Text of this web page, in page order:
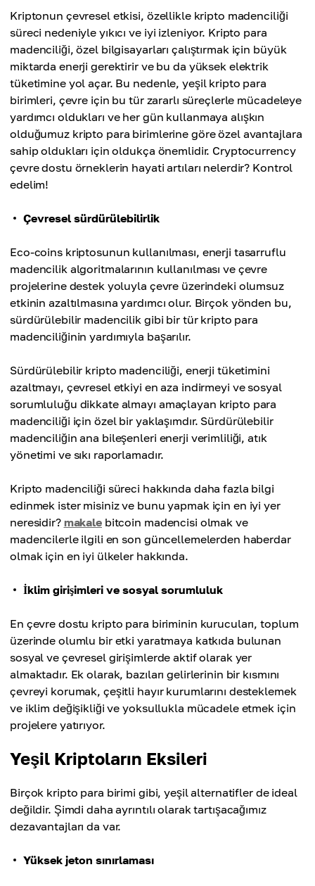
Kriptonun çevresel etkisi, özellikle kripto madenciliği
süreci nedeniyle yıkıcı ve iyi izleniyor. Kripto para
madenciliği, özel bilgisayarları çalıştırmak için büyük
miktarda enerji gerektirir ve bu da yüksek elektrik
tüketimine yol açar. Bu nedenle, yeşil kripto para
birimleri, çevre için bu tür zararlı süreçlerle mücadeleye
yardımcı oldukları ve her gün kullanmaya alışkın
olduğumuz kripto para birimlerine göre özel avantajlara
sahip oldukları için oldukça önemlidir. Cryptocurrency
çevre dostu örneklerin hayati artıları nelerdir? Kontrol
edelim!
Çevresel sürdürülebilirlik
Eco-coins kriptosunun kullanılması, enerji tasarruflu
madencilik algoritmalarının kullanılması ve çevre
projelerine destek yoluyla çevre üzerindeki olumsuz
etkinin azaltılmasına yardımcı olur. Birçok yönden bu,
sürdürülebilir madencilik gibi bir tür kripto para
madenciliğinin yardımıyla başarılır.
Sürdürülebilir kripto madenciliği, enerji tüketimini
azaltmayı, çevresel etkiyi en aza indirmeyi ve sosyal
sorumluluğu dikkate almayı amaçlayan kripto para
madenciliği için özel bir yaklaşımdır. Sürdürülebilir
madenciliğin ana bileşenleri enerji verimliliği, atık
yönetimi ve sıkı raporlamadır.
Kripto madenciliği süreci hakkında daha fazla bilgi
edinmek ister misiniz ve bunu yapmak için en iyi yer
neresidir? makalebitcoin madencisi olmak ve
madencilerle ilgili en son güncellemelerden haberdar
olmak için en iyi ülkeler hakkında.
İklim girişimleri ve sosyal sorumluluk
En çevre dostu kripto para biriminin kurucuları, toplum
üzerinde olumlu bir etki yaratmaya katkıda bulunan
sosyal ve çevresel girişimlerde aktif olarak yer
almaktadır. Ek olarak, bazıları gelirlerinin bir kısmını
çevreyi korumak, çeşitli hayır kurumlarını desteklemek
ve iklim değişikliği ve yoksullukla mücadele etmek için
projelere yatırıyor.
Yeşil Kriptoların Eksileri
Birçok kripto para birimi gibi, yeşil alternatifler de ideal
değildir. Şimdi daha ayrıntılı olarak tartışacağımız
dezavantajları da var.
Yüksek jeton sınırlaması